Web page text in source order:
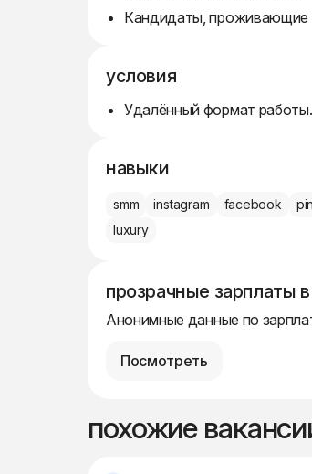
Кандидаты, проживающие
условия
Удалённый формат работы.
навыки
smm instagram facebook
luxury
прозрачные зарплаты
Анонимные данные по
Посмотреть
похожие